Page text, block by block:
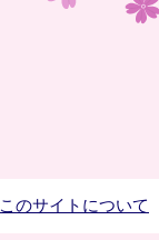
このサイトについて